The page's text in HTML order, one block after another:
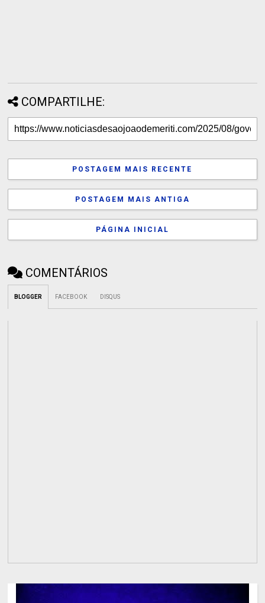
COMPARTILHE:
POSTAGEM MAIS RECENTE
POSTAGEM MAIS ANTIGA
PÁGINA INICIAL
COMENTÁRIOS
BLOGGER FACEBOOK DISQUS